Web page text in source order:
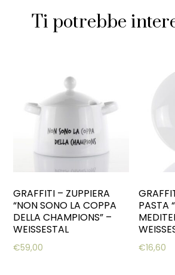
Ti potrebbe
GRAFFITI – ZUPPIERA
“NON SONO LA COPPA
DELLA CHAMPIONS” –
WEISSESTAL
€59,00
PASTA
€16,60